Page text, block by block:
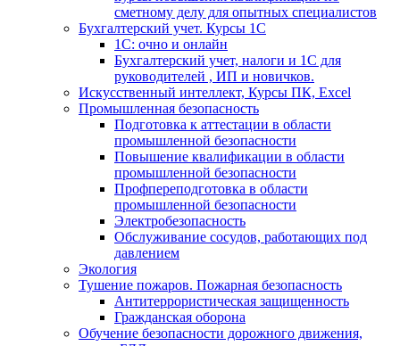
сметному делу для опытных специалистов
Бухгалтерский учет. Курсы 1С
1С: очно и онлайн
Бухгалтерский учет, налоги и 1С для
руководителей , ИП и новичков.
Искусственный интеллект, Курсы ПК, Excel
Промышленная безопасность
Подготовка к аттестации в области
промышленной безопасности
Повышение квалификации в области
промышленной безопасности
Профпереподготовка в области
промышленной безопасности
Электробезопасность
Обслуживание сосудов, работающих под
давлением
Экология
Тушение пожаров. Пожарная безопасность
Антитеррористическая защищенность
Гражданская оборона
Обучение безопасности дорожного движения,